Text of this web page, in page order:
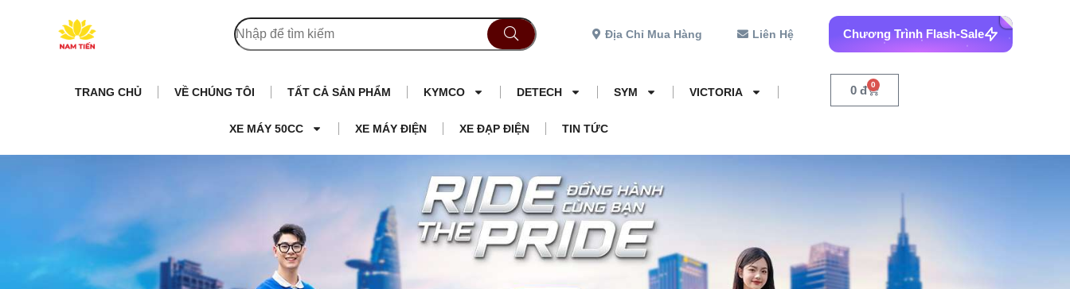
Địa Chỉ Mua Hàng Liên Hệ Chương Trình Flash-Sale
TRANG CHỦ VỀ CHÚNG TÔI TẤT CẢ SẢN PHẨM KYMCO DETECH SYM VICTORIA
XE MÁY 50CC XE MÁY ĐIỆN XE ĐẠP ĐIỆN TIN TỨC
0 đ 0